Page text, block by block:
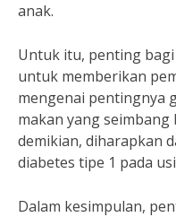
anak.
Untuk itu, penting
untuk memberikan
mengenai pentingnya
makan yang
demikian, diharapkan
diabetes tipe 1 pada
Dalam kesimpulan,